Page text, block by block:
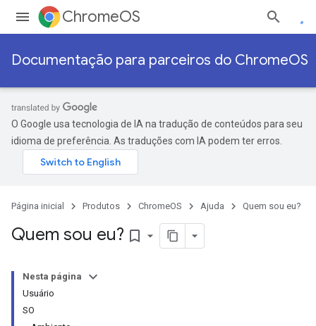
ChromeOS
Documentação para parceiros do ChromeOS
O Google usa tecnologia de IA na tradução de conteúdos para seu
idioma de preferência. As traduções com IA podem ter erros.
Página inicial Produtos ChromeOS Ajuda Quem sou eu?
Quem sou eu? bookmark_border
Nesta página
Usuário
SO